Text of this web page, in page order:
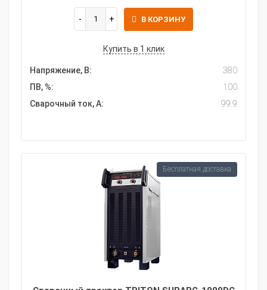
В КОРЗИНУ
Купить в 1 клик
Напряжение, В:
380
ПВ, %:
100
Сварочный ток, А:
99.9
Бесплатная доставка